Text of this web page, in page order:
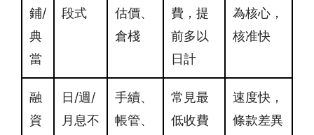
鋪/
典
當
段式
估價、
倉棧
費，提
前多以
日計
為核心，
核准快
融
資
日/週/
月息不
手續、
帳管、
常見最
低收費
速度快，
條款差異